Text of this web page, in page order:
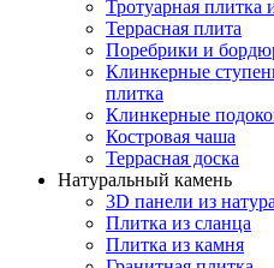
Тротуарная
Террасная плита
Поребрики и
Клинкерные
плитка
Клинкерные
Костровая чаша
Террасная доска
Натуральный камень
3D панели из
Плитка из сланца
Плитка из камня